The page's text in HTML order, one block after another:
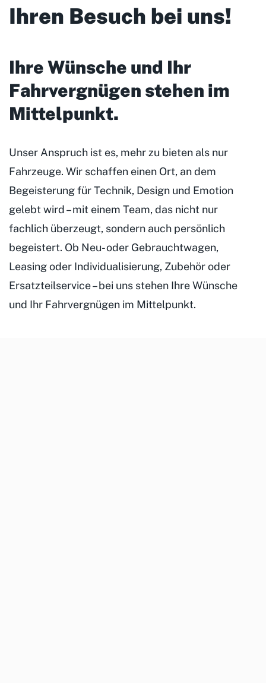
Ihren Besuch bei uns!
Ihre Wünsche und Ihr
Fahrvergnügen stehen im
Mittelpunkt.
Unser Anspruch ist es, mehr zu bieten als nur
Fahrzeuge. Wir schaffen einen Ort, an dem
Begeisterung für Technik, Design und Emotion
gelebt wird – mit einem Team, das nicht nur
fachlich überzeugt, sondern auch persönlich
begeistert. Ob Neu- oder Gebrauchtwagen,
Leasing oder Individualisierung, Zubehör oder
Ersatzteilservice – bei uns stehen Ihre Wünsche
und Ihr Fahrvergnügen im Mittelpunkt.